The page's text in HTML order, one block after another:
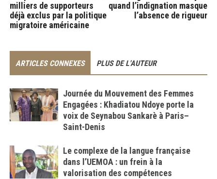
milliers de supporteurs
déjà exclus par la politique
migratoire américaine
quand l’indignation masque
l’absence de rigueur
ARTICLES CONNEXES PLUS DE L'AUTEUR
Journée du Mouvement des Femmes
Engagées : Khadiatou Ndoye porte la
voix de Seynabou Sankarè à Paris–
Saint-Denis
Le complexe de la langue française
dans l’UEMOA : un frein à la
valorisation des compétences